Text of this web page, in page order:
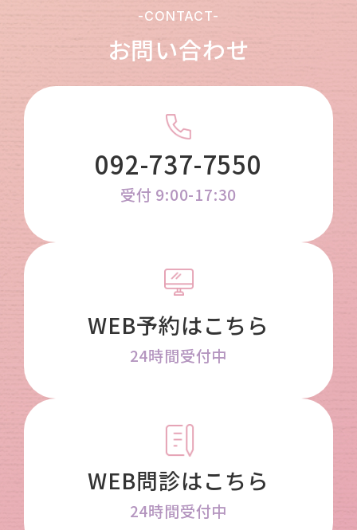
-CONTACT-
お問い合わせ
092-737-7550
受付 9:00-17:30
WEB予約はこちら
24時間受付中
WEB問診はこちら
24時間受付中